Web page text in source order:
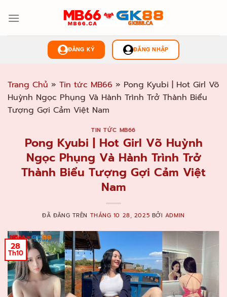
đến
ĐĂNG KÝ ĐĂNG NHẬP
Trang Chủ » Tin tức MB66 » Pong Kyubi | Hot Girl Võ
Huỳnh Ngọc Phụng Và Hành Trình Trở Thành Biểu
Tượng Gợi Cảm Việt Nam
TIN TỨC MB66
Pong Kyubi | Hot Girl Võ Huỳnh
Ngọc Phụng Và Hành Trình Trở
Thành Biểu Tượng Gợi Cảm Việt
Nam
ĐÃ ĐĂNG TRÊN THÁNG 10 28, 2025 BỞI ADMIN
28
Th10